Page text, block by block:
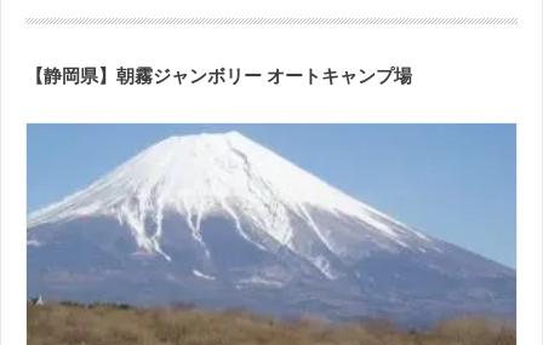
【静岡県】朝霧ジャンボリー オートキャンプ場